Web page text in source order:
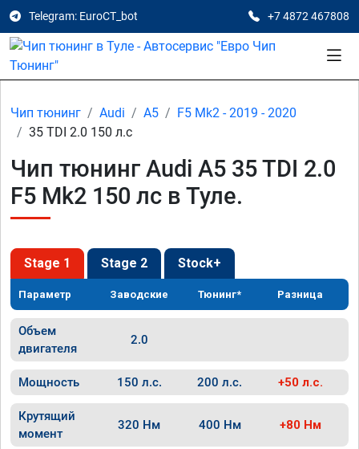
Telegram: EuroCT_bot +7 4872 467808
Чип тюнинг Audi A5
F5 Mk2 - 2019 - 2020
35 TDI 2.0 150 л.с
Чип тюнинг Audi A5 35 TDI 2.0
F5 Mk2 150 лс в Туле.
Stage 1 Stage 2 Stock+
Параметр Заводские Тюнинг* Разница
Объем
двигателя
2.0
Мощность 150 л.с. 200 л.с. +50 л.с.
Крутящий
момент
320 Нм 400 Нм +80 Нм